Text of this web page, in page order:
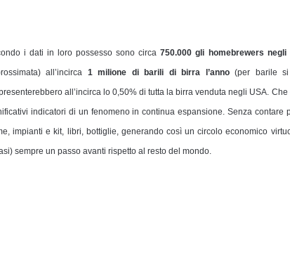
i dati in loro possesso sono circa750.000 gli homebrewers negli
all’incirca 1 milione di barili di birra l’anno(per barile si
all’incirca lo 0,50% di tutta la birra venduta negli USA.
indicatori di un fenomeno in continua espansione. Senza contare
impianti e kit, libri, bottiglie, generando così un circolo economico
sempre un passo avanti rispetto al resto del mondo.